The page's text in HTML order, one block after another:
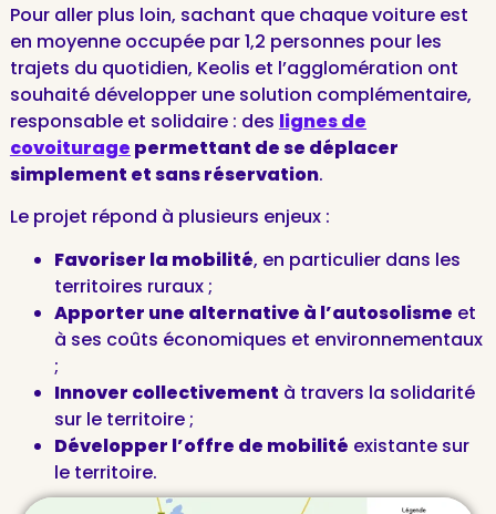
Pour aller plus loin, sachant que chaque voiture est
en moyenne occupée par 1,2 personnes pour les
trajets du quotidien, Keolis et l’agglomération ont
souhaité développer une solution complémentaire,
responsable et solidaire : des lignes de
covoiturage permettant de se déplacer
simplement et sans réservation.
Le projet répond à plusieurs enjeux :
Favoriser la mobilité, en particulier dans les
territoires ruraux ;
Apporter une alternative à l’autosolisme et
à ses coûts économiques et environnementaux
;
Innover collectivement à travers la solidarité
sur le territoire ;
Développer l’offre de mobilité existante sur
le territoire.